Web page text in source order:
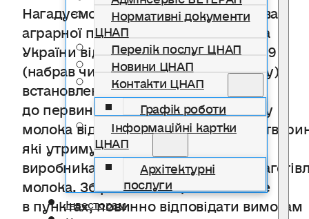
Нормативні документи
ЦНАП
Перелік послуг ЦНАП
Новини ЦНАП
Контакти ЦНАП
Графік роботи
Інформаційні картки
ЦНАП
Архітектурні
послуги
Інвесторам
Нагадуємо, що наказом Міністерства
аграрної політики та продовольства
України від 7 квітня 2022 року № 209
(набрав чинності 6 травня 2022 року)
встановлено гігієнічні вимоги
до первинного виробництва та обігу
молока від сільськогосподарських
які утримуються дрібнотоварними
виробниками, а також до пунктів
молока. Збірне молоко, заготовлене
в пунктах, повинно відповідати вимогам